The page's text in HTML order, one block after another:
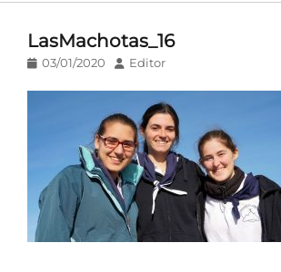
LasMachotas_16
Publicado
03/01/2020 AutorEditor